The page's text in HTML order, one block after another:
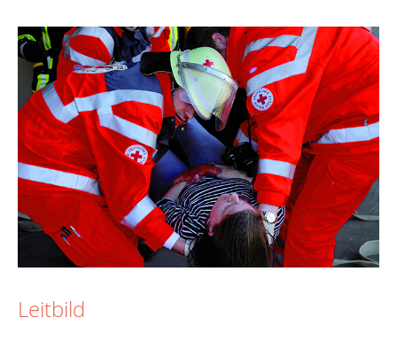
Leitbild